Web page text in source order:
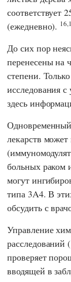
соответствует
(ежедневно).
До сих пор
перенесены на
степени.
исследования
здесь
лекарств
больных раком
могут
типа 3A4. В
обсудить с
Управление
расследований
проверяет
вводящей в